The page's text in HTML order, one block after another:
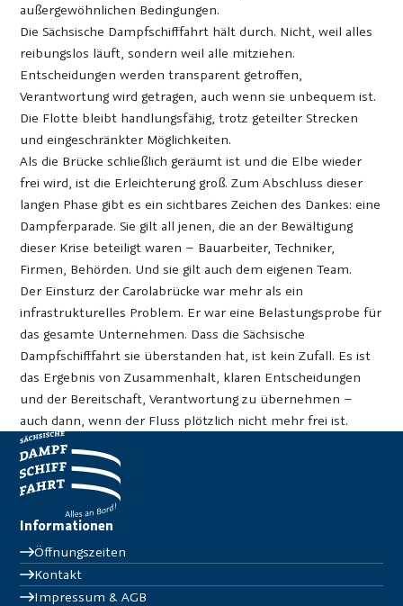
außergewöhnlichen Bedingungen.
Die Sächsische Dampfschifffahrt hält durch. Nicht, weil alles
reibungslos läuft, sondern weil alle mitziehen.
Entscheidungen werden transparent getroffen,
Verantwortung wird getragen, auch wenn sie unbequem ist.
Die Flotte bleibt handlungsfähig, trotz geteilter Strecken
und eingeschränkter Möglichkeiten.
Als die Brücke schließlich geräumt ist und die Elbe wieder
frei wird, ist die Erleichterung groß. Zum Abschluss dieser
langen Phase gibt es ein sichtbares Zeichen des Dankes: eine
Dampferparade. Sie gilt all jenen, die an der Bewältigung
dieser Krise beteiligt waren – Bauarbeiter, Techniker,
Firmen, Behörden. Und sie gilt auch dem eigenen Team.
Der Einsturz der Carolabrücke war mehr als ein
infrastrukturelles Problem. Er war eine Belastungsprobe für
das gesamte Unternehmen. Dass die Sächsische
Dampfschifffahrt sie überstanden hat, ist kein Zufall. Es ist
das Ergebnis von Zusammenhalt, klaren Entscheidungen
und der Bereitschaft, Verantwortung zu übernehmen –
auch dann, wenn der Fluss plötzlich nicht mehr frei ist.
Informationen
Öffnungszeiten
Kontakt
Impressum & AGB